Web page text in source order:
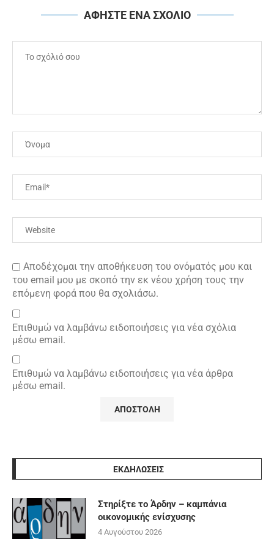
ΑΦΗΣΤΕ ΕΝΑ ΣΧΟΛΙΟ
Αποδέχομαι την αποθήκευση του ονόματός μου και
του email μου με σκοπό την εκ νέου χρήση τους την
επόμενη φορά που θα σχολιάσω.
Επιθυμώ να λαμβάνω ειδοποιήσεις για νέα σχόλια
μέσω email.
Επιθυμώ να λαμβάνω ειδοποιήσεις για νέα άρθρα
μέσω email.
ΕΚΔΗΛΩΣΕΙΣ
Στηρίξτε το Άρδην – καμπάνια
οικονομικής ενίσχυσης
4 Αυγούστου 2026